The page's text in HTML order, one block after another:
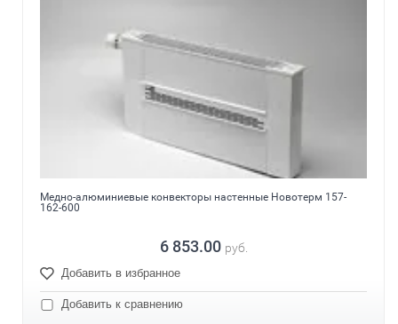
Медно-алюминиевые конвекторы настенные Новотерм 157-
162-600
6 853.00 руб.
Добавить в избранное
Добавить к сравнению